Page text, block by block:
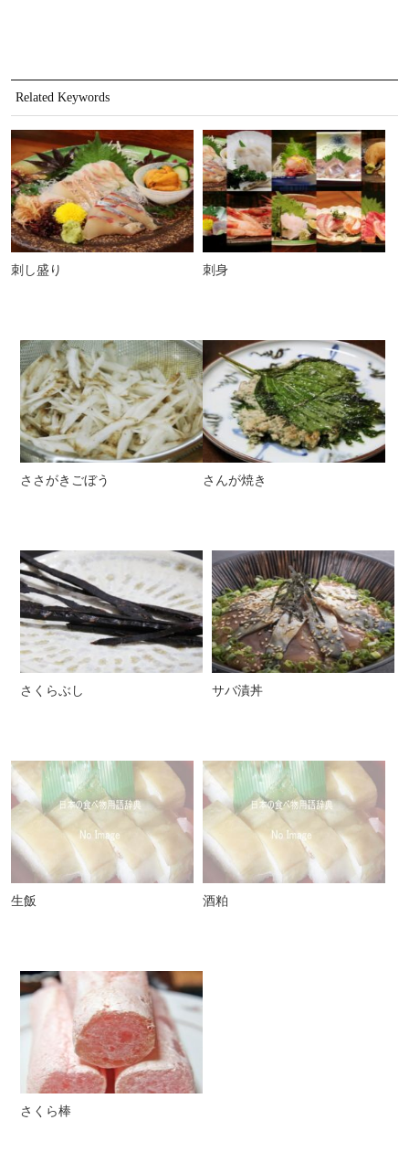
Related Keywords
刺し盛り 刺身
ささがきごぼう さんが焼き
さくらぶし サバ漬丼
生飯 酒粕
さくら棒